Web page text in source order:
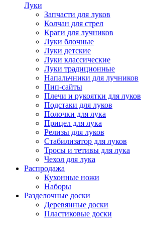
Луки
Запчасти для луков
Колчан для стрел
Краги для лучников
Луки блочные
Луки детские
Луки классические
Луки традиционные
Напальчники для лучников
Пип-сайты
Плечи и рукоятки для луков
Подстаки для луков
Полочки для лука
Прицел для лука
Релизы для луков
Стабилизатор для луков
Тросы и тетивы для лука
Чехол для лука
Распродажа
Кухонные ножи
Наборы
Разделочные доски
Деревянные доски
Пластиковые доски